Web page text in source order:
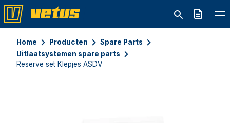
Offerte
Home Producten
Spare Parts
Uitlaatsystemen spare parts
Reserve set Klepjes ASDV